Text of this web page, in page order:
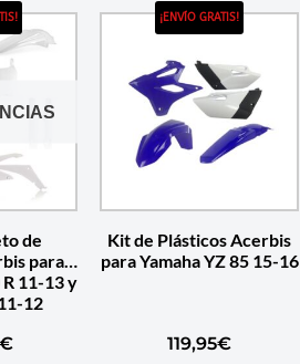
de
para
R 11-13 y
12
¡ENVÍO GRATIS!
Kit de Plásticos Acerbis
para Yamaha YZ 85 15-16
119,95€